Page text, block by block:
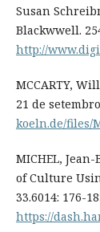
Susan
Blackwwell.
http://
MCCARTY,
21 de
koeln.de/files/
MICHEL,
of Culture
33.6014: 176-
https://